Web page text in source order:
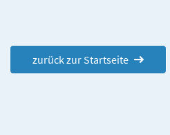
zurück zur Startseite